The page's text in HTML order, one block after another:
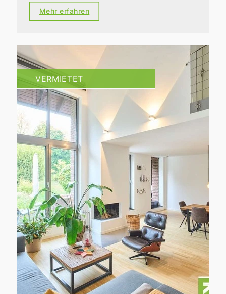
Mehr erfahren
VERMIETET